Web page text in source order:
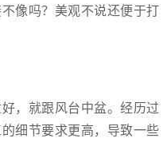
像吗？美观不说还便于打
，就跟风台中盆。经历过
细节要求更高，导致一些